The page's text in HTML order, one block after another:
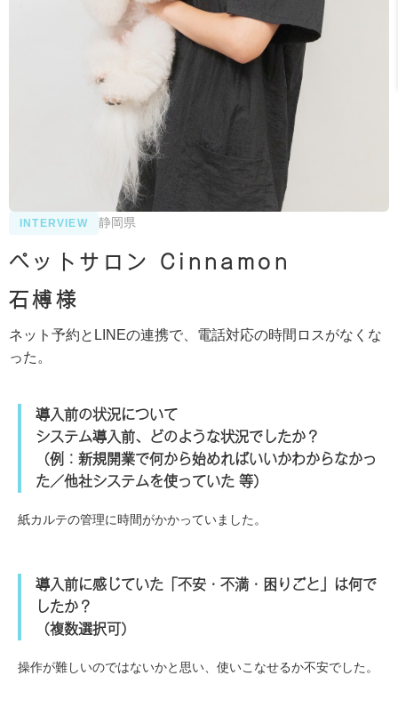
INTERVIEW 静岡県
ペットサロン Cinnamon
石榑様
ネット予約とLINEの連携で、電話対応の時間ロスがなくな
った。
導入前の状況について
システム導入前、どのような状況でしたか？
（例：新規開業で何から始めればいいかわからなかっ
た／他社システムを使っていた 等）
紙カルテの管理に時間がかかっていました。
導入前に感じていた「不安・不満・困りごと」は何で
したか？
（複数選択可）
操作が難しいのではないかと思い、使いこなせるか不安でした。